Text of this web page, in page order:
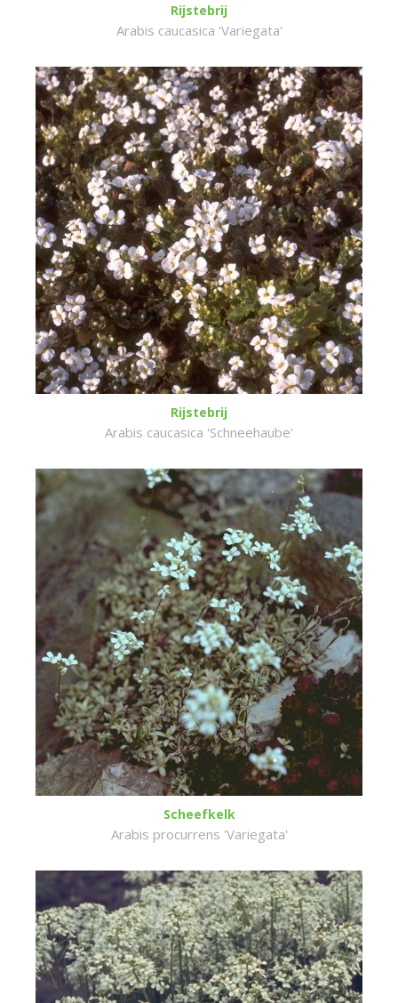
Rijstebrij
Arabis caucasica 'Variegata'
Rijstebrij
Arabis caucasica 'Schneehaube'
Scheefkelk
Arabis procurrens 'Variegata'